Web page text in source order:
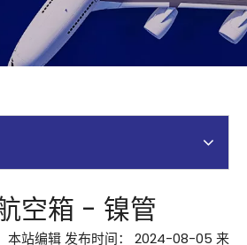
空箱 - 镍管
站编辑 发布时间： 2024-08-05 来